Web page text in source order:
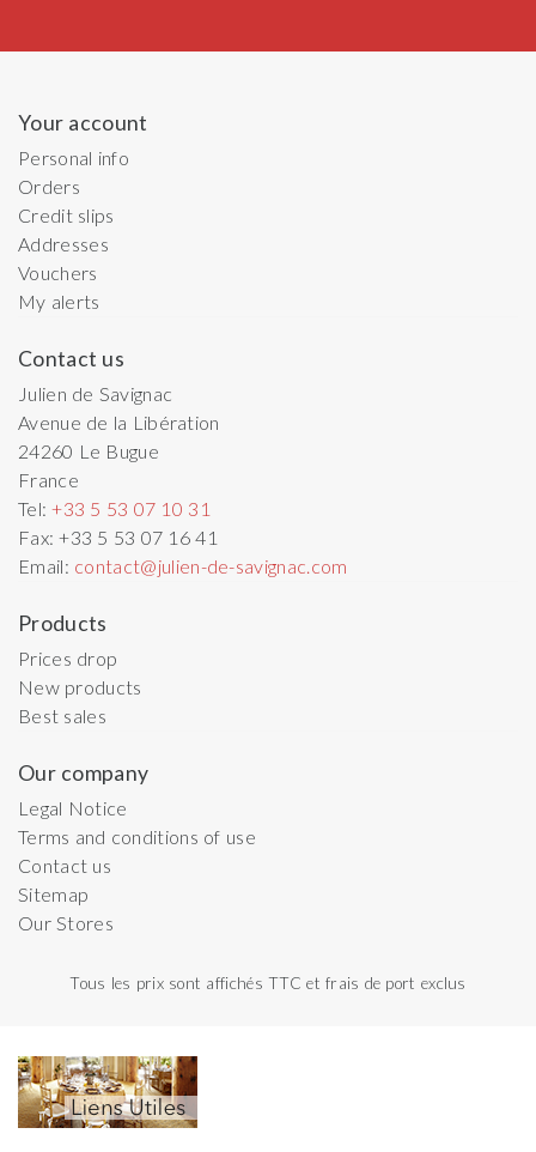
Your account
Personal info
Orders
Credit slips
Addresses
Vouchers
My alerts
Contact us
Julien de Savignac
Avenue de la Libération
24260 Le Bugue
France
Tel:+33 5 53 07 10 31
Fax:+33 5 53 07 16 41
Email: contact@julien-de-savignac.com
Products
Prices drop
New products
Best sales
Our company
Legal Notice
Terms and conditions of use
Contact us
Sitemap
Our Stores
Tous les prix sont affichés TTC et frais de port exclus